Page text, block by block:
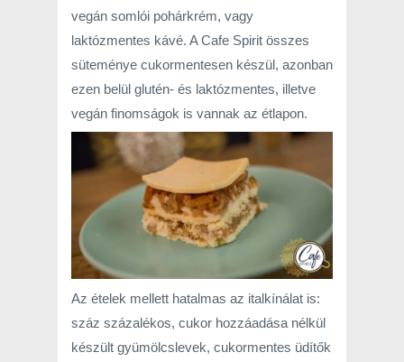
vegán somlói pohárkrém, vagy
laktózmentes kávé. A Cafe Spirit összes
süteménye cukormentesen készül, azonban
ezen belül glutén- és laktózmentes, illetve
vegán finomságok is vannak az étlapon.
Az ételek mellett hatalmas az italkínálat is:
száz százalékos, cukor hozzáadása nélkül
készült gyümölcslevek, cukormentes üdítők